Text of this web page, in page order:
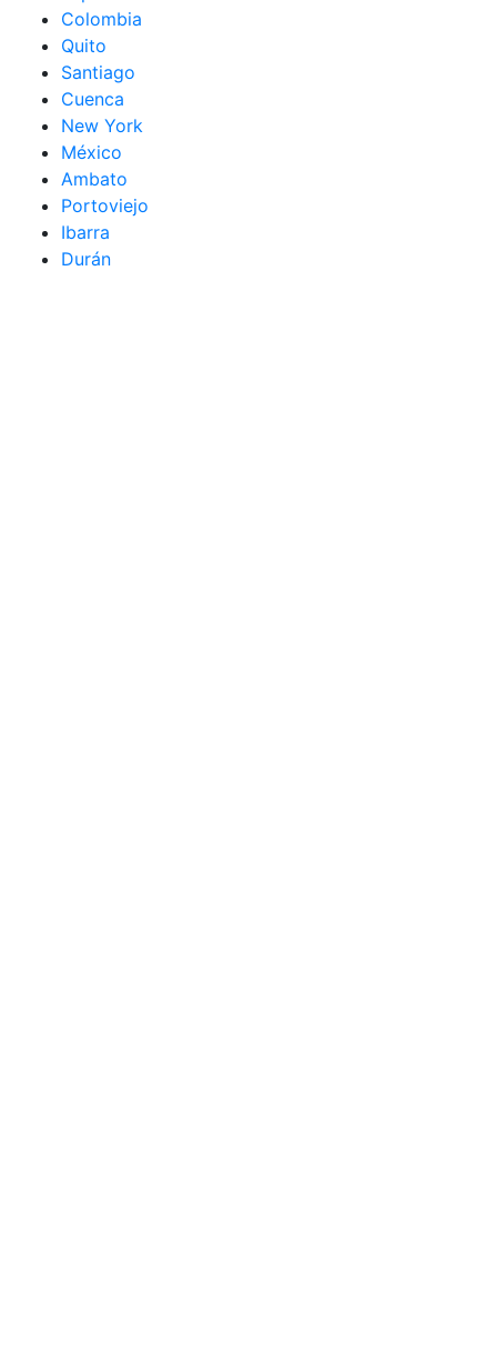
Colombia
Quito
Santiago
Cuenca
New York
México
Ambato
Portoviejo
Ibarra
Durán